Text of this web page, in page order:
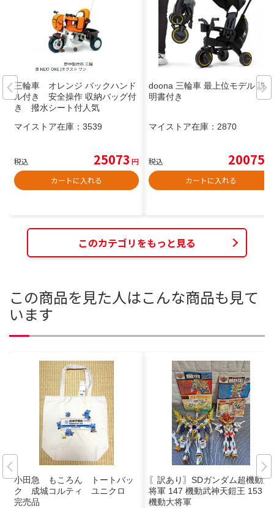
三輪車 オレンジ バックハンド
ル付き 安全操作 収納バッグ付
き 撥水シート付人気
マイストア在庫： 3539
税込 25073 円
カートに入れる
doona 三輪車 最上位モデル 説
明書付き
マイストア在庫： 2870
税込 20075
カートに入れる
このカテゴリをもっと見る
この商品を見た人はこんな商品も見て
います
小田急 もころん トートバッ
ク 成城コルティ ユニクロ
完売品
〖訳あり〗SDガンダム超機動大
将軍 147 機動武神天鎧王 153 超
機動大将軍